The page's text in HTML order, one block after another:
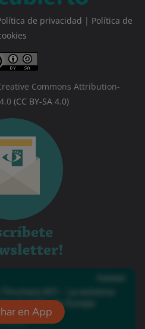
de privacidad | Política de
Commons Attribution-
(CC BY-SA 4.0)